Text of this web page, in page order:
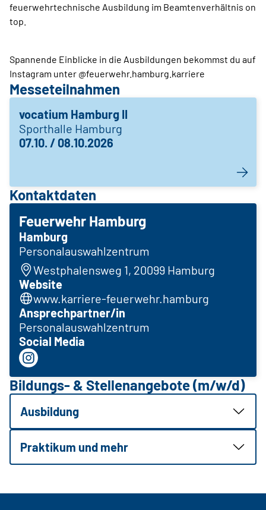
feuerwehrtechnische Ausbildung im Beamtenverhältnis on
top.
Spannende Einblicke in die Ausbildungen bekommst du auf
Instagram unter @feuerwehr.hamburg.karriere
Messeteilnahmen
vocatium Hamburg II
Sporthalle Hamburg
07.10. / 08.10.2026
Kontaktdaten
Feuerwehr Hamburg
Hamburg
Personalauswahlzentrum
Westphalensweg 1, 20099 Hamburg
Website
www.karriere-feuerwehr.hamburg
Ansprechpartner/in
Personalauswahlzentrum
Social Media
Bildungs- & Stellenangebote (m/w/d)
Ausbildung
Praktikum und mehr